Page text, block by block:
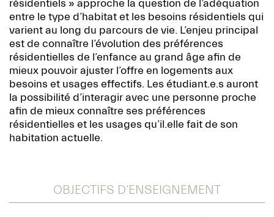
résidentiels » approche la question de l’adéquation
entre le type d’habitat et les besoins résidentiels qui
varient au long du parcours de vie. L’enjeu principal
est de connaître l’évolution des préférences
résidentielles de l’enfance au grand âge afin de
mieux pouvoir ajuster l’offre en logements aux
besoins et usages effectifs. Les étudiant.e.s auront
la possibilité d’interagir avec une personne proche
afin de mieux connaître ses préférences
résidentielles et les usages qu’il.elle fait de son
habitation actuelle.
OBJECTIFS D’ENSEIGNEMENT